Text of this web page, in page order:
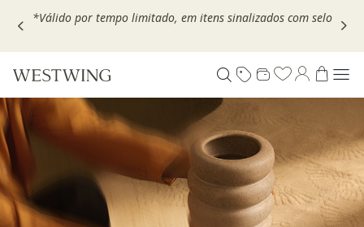
Escolha seu VOUCHER e ganhe até 30% OFF*: useMOVEL30,